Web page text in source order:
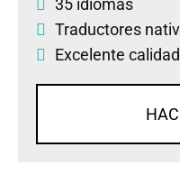
35 idiomas
Traductores
Excelente